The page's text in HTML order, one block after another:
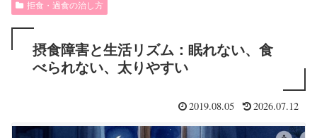
拒食・過食の治し方
摂食障害と生活リズム：眠れない、食
べられない、太りやすい
2019.08.05 2026.07.12